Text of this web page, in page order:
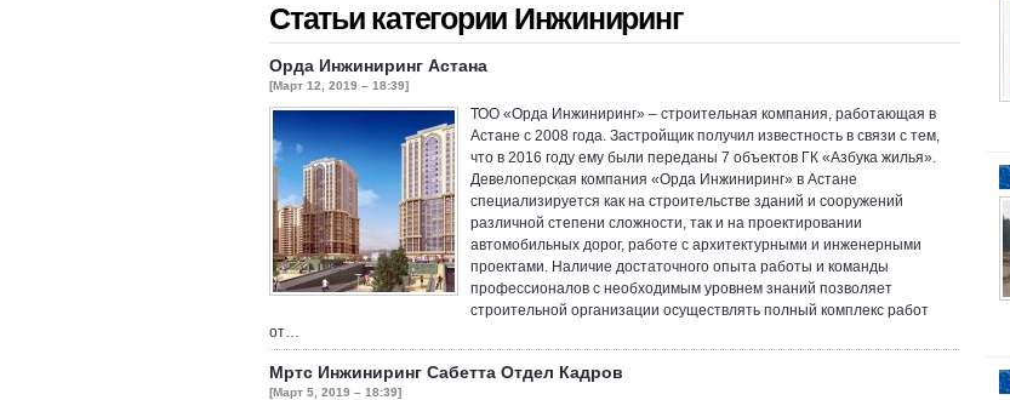
Статьи категории Инжиниринг
Орда Инжиниринг Астана
[Март 12, 2019 – 18:39]
ТОО «Орда Инжиниринг» – строительная компания, работающая в
Астане с 2008 года. Застройщик получил известность в связи с тем,
что в 2016 году ему были переданы 7 объектов ГК «Азбука жилья».
Девелоперская компания «Орда Инжиниринг» в Астане
специализируется как на строительстве зданий и сооружений
различной степени сложности, так и на проектировании
автомобильных дорог, работе с архитектурными и инженерными
проектами. Наличие достаточного опыта работы и команды
профессионалов с необходимым уровнем знаний позволяет
строительной организации осуществлять полный комплекс работ
от…
Мртс Инжиниринг Сабетта Отдел Кадров
[Март 5, 2019 – 18:39]